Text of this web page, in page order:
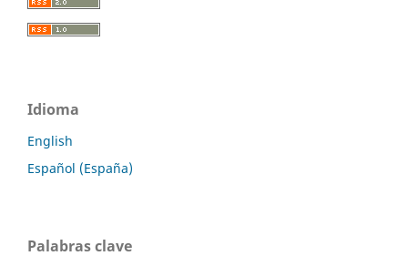
Idioma
English
Español (España)
Palabras clave